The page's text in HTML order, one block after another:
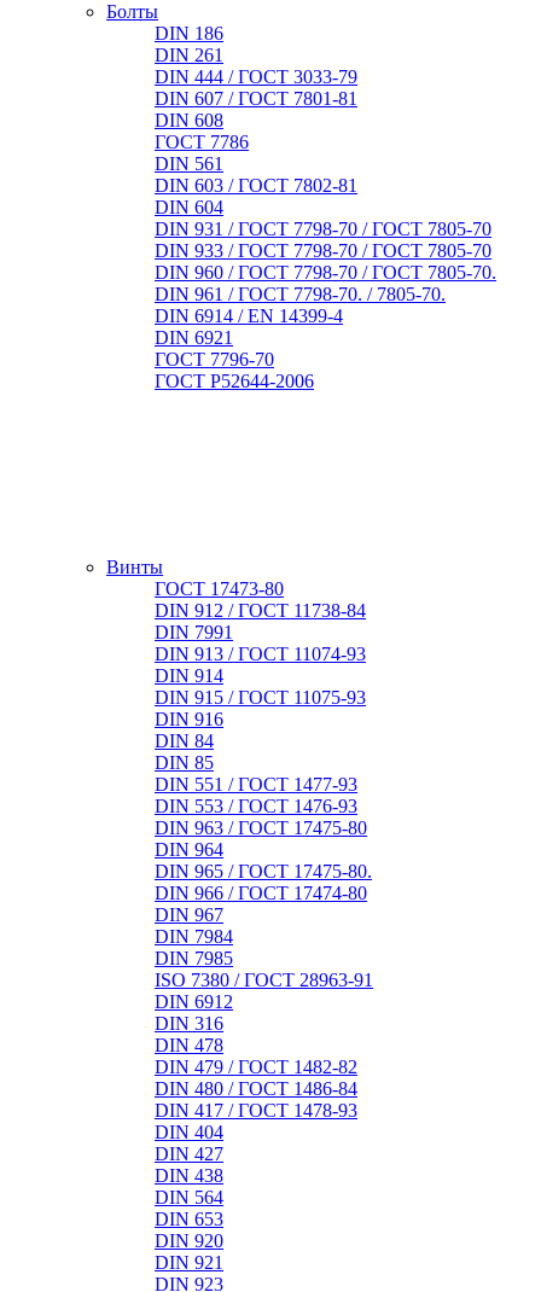
Болты
DIN 186
DIN 261
DIN 444 / ГОСТ 3033-79
DIN 607 / ГОСТ 7801-81
DIN 608
ГОСТ 7786
DIN 561
DIN 603 / ГОСТ 7802-81
DIN 604
DIN 931 / ГОСТ 7798-70 / ГОСТ 7805-70
DIN 933 / ГОСТ 7798-70 / ГОСТ 7805-70
DIN 960 / ГОСТ 7798-70 / ГОСТ 7805-70.
DIN 961 / ГОСТ 7798-70. / 7805-70.
DIN 6914 / EN 14399-4
DIN 6921
ГОСТ 7796-70
ГОСТ Р52644-2006
Винты
ГОСТ 17473-80
DIN 912 / ГОСТ 11738-84
DIN 7991
DIN 913 / ГОСТ 11074-93
DIN 914
DIN 915 / ГОСТ 11075-93
DIN 916
DIN 84
DIN 85
DIN 551 / ГОСТ 1477-93
DIN 553 / ГОСТ 1476-93
DIN 963 / ГОСТ 17475-80
DIN 964
DIN 965 / ГОСТ 17475-80.
DIN 966 / ГОСТ 17474-80
DIN 967
DIN 7984
DIN 7985
ISO 7380 / ГОСТ 28963-91
DIN 6912
DIN 316
DIN 478
DIN 479 / ГОСТ 1482-82
DIN 480 / ГОСТ 1486-84
DIN 417 / ГОСТ 1478-93
DIN 404
DIN 427
DIN 438
DIN 564
DIN 653
DIN 920
DIN 921
DIN 923